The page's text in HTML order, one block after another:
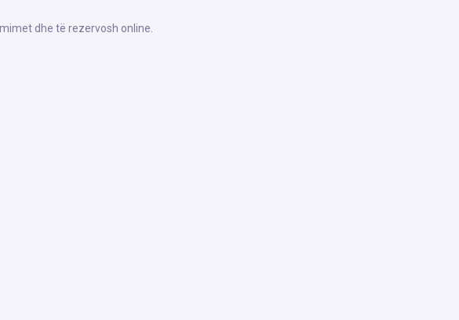
dhe të rezervosh online.